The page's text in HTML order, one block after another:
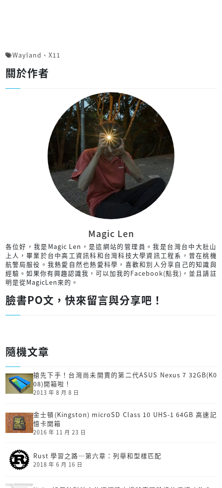
Wayland 、 X11
關於作者
Magic Len
各位好，我是Magic Len，是這網站的管理員。我是台灣台中大肚山
上人，畢業於台中高工資訊科和台灣科技大學資訊工程系，曾在桃機
航警局服役。我熱愛自然也熱愛科學，喜歡和別人分享自己的知識與
經驗。如果你有興趣認識我，可以加我的Facebook(點我) ，並且請註
明是從MagicLen來的。
臉書PO文，快來留言與分享吧！
隨機文章
搶先下手！台灣尚未開賣的第二代ASUS Nexus 7 32GB(K0
08)開箱啦！
2013 年 8 月 8 日
金士頓(Kingston) microSD Class 10 UHS-1 64GB 高速記
憶卡開箱
2016 年 11 月 23 日
Rust 學習之路─第六章：列舉和型樣匹配
2018 年 6 月 16 日